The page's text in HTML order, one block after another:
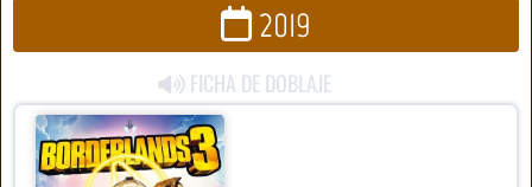
2019
FICHA DE DOBLAJE